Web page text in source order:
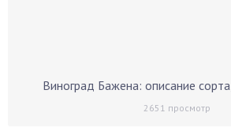
Виноград Бажена: описание
2651 просмотр